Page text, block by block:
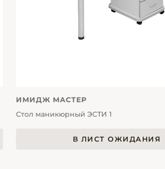
ИМИДЖ МАСТЕР
Стол маникюрный ЭСТИ 1
В ЛИСТ ОЖИДАНИЯ